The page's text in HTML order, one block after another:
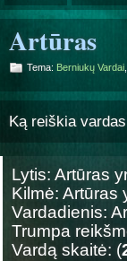
Artūras
Tema: Berniukų Vardai
Ką reiškia
Lytis: Artūras
Kilmė: Artūras
Vardadienis:
Trumpa
Vardą skaitė: (